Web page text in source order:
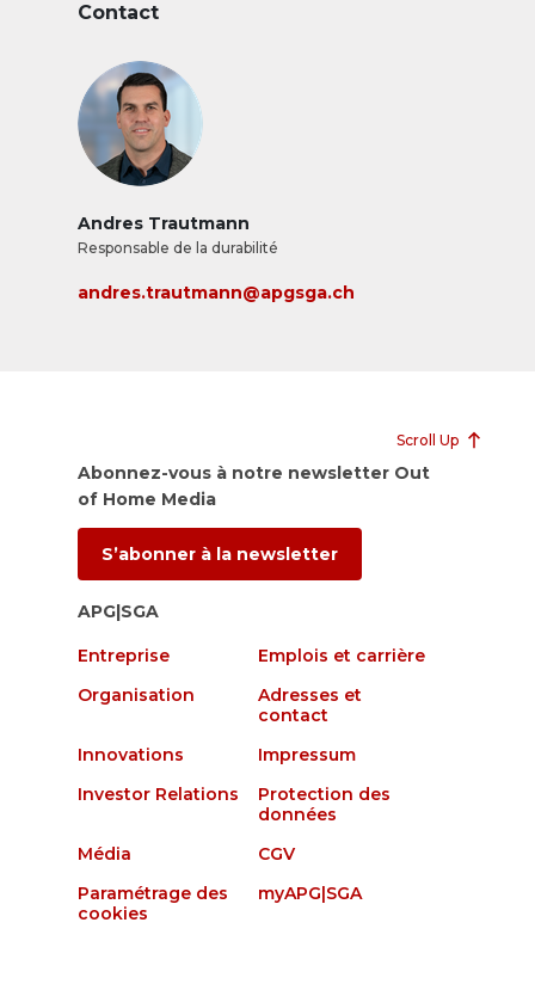
Contact
Andres Trautmann
Responsable de la durabilité
andres.trautmann@apgsga.ch
Scroll Up
Abonnez-vous à notre newsletter Out
of Home Media
S’abonner à la newsletter
APG|SGA
Entreprise
Emplois et carrière
Organisation
Adresses et
contact
Innovations
Impressum
Investor Relations
Protection des
données
Média
CGV
Paramétrage des
cookies
myAPG|SGA